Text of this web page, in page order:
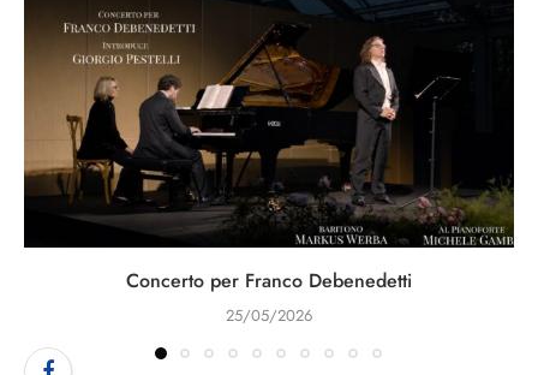
Concerto per Franco Debenedetti
25/05/2026